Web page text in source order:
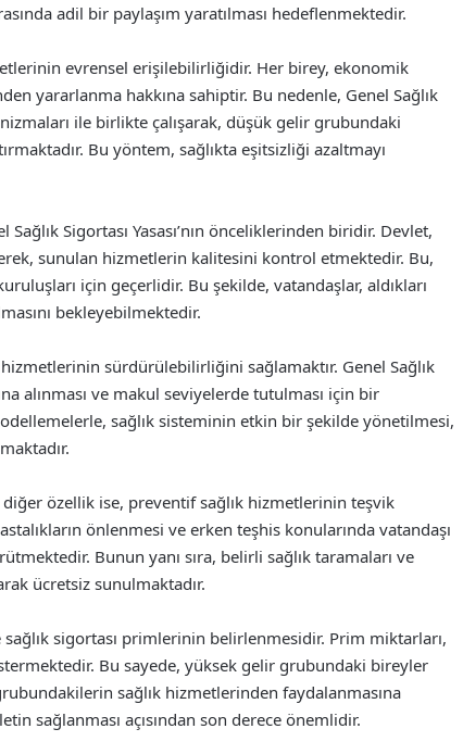
adil bir paylaşım yaratılması hedeflenmektedir.
evrensel erişilebilirliğidir. Her birey, ekonomik
yararlanma hakkına sahiptir. Bu nedenle, Genel Sağlık
ile birlikte çalışarak, düşük gelir grubundaki
Bu yöntem, sağlıkta eşitsizliği azaltmayı
Sigortası Yasası’nın önceliklerinden biridir. Devlet,
sunulan hizmetlerin kalitesini kontrol etmektedir. Bu,
için geçerlidir. Bu şekilde, vatandaşlar, aldıkları
bekleyebilmektedir.
sürdürülebilirliğini sağlamaktır. Genel Sağlık
alınması ve makul seviyelerde tutulması için bir
sağlık sisteminin etkin bir şekilde yönetilmesi,
özellik ise, preventif sağlık hizmetlerinin teşvik
önlenmesi ve erken teşhis konularında vatandaşı
Bunun yanı sıra, belirli sağlık taramaları ve
ücretsiz sunulmaktadır.
sigortası primlerinin belirlenmesidir. Prim miktarları,
Bu sayede, yüksek gelir grubundaki bireyler
sağlık hizmetlerinden faydalanmasına
sağlanması açısından son derece önemlidir.